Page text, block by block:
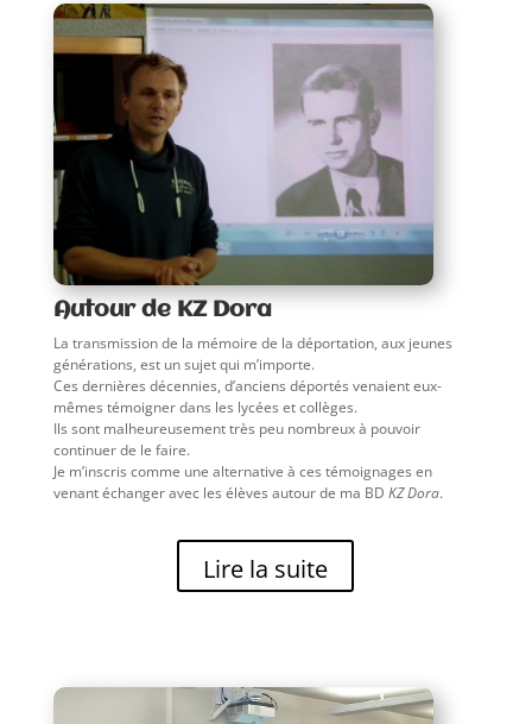
Autour de KZ Dora
La transmission de la mémoire de la déportation, aux jeunes
générations, est un sujet qui m’importe.
Ces dernières décennies, d’anciens déportés venaient eux-
mêmes témoigner dans les lycées et collèges.
Ils sont malheureusement très peu nombreux à pouvoir
continuer de le faire.
Je m’inscris comme une alternative à ces témoignages en
venant échanger avec les élèves autour de ma BD KZ Dora.
Lire la suite